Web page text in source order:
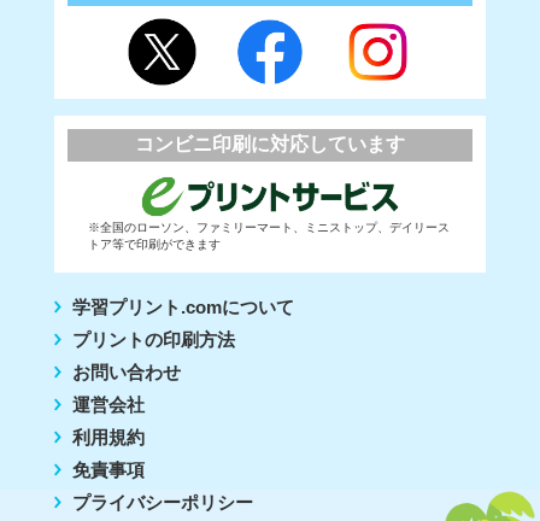
コンビニ印刷に対応しています
※全国のローソン、ファミリーマート、ミニストップ、デイリース
トア等で印刷ができます
学習プリント.comについて
プリントの印刷方法
お問い合わせ
運営会社
利用規約
免責事項
プライバシーポリシー